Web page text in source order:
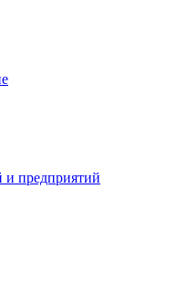
и предприятий